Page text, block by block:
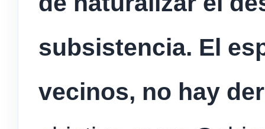
subsistencia. El
vecinos, no hay